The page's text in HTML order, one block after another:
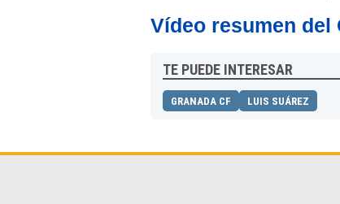
Vídeo resumen del
TE PUEDE INTERESAR
GRANADA CF LUIS SUÁREZ